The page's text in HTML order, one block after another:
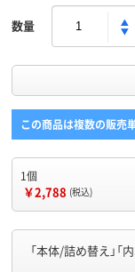
数量
この商品は複数の販売
1個
￥2,788 (税込)
「本体/詰め替え」「